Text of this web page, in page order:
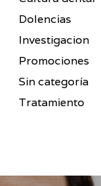
Dolencias
Investigacion
Promociones
Sin categoría
Tratamiento